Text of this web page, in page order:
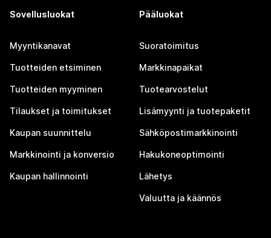
Sovellusluokat
Myyntikanavat
Tuotteiden etsiminen
Tuotteiden myyminen
Tilaukset ja toimitukset
Kaupan suunnittelu
Markkinointi ja konversio
Kaupan hallinnointi
Pääluokat
Suoratoimitus
Markkinapaikat
Tuotearvostelut
Lisämyynti ja tuotepaketit
Sähköpostimarkkinointi
Hakukoneoptimointi
Lähetys
Valuutta ja käännös